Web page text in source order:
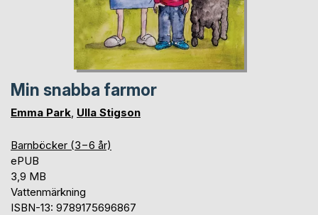
Min snabba farmor
Emma Park Ulla Stigson
Barnböcker (3−6 år)
ePUB
3,9 MB
Vattenmärkning
ISBN-13: 9789175696867